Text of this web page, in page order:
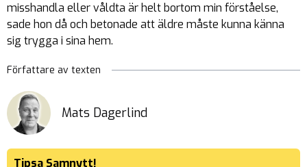
misshandla eller våldta är helt bortom min förståelse,
sade hon då och betonade att äldre måste kunna känna
sig trygga i sina hem.
Författare av texten
Mats Dagerlind
Tipsa Samnytt!